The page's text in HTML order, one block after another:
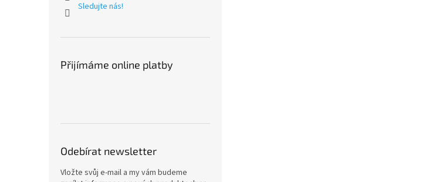
Sledujte nás!
Přijímáme online platby
Odebírat newsletter
Vložte svůj e-mail a my vám budeme